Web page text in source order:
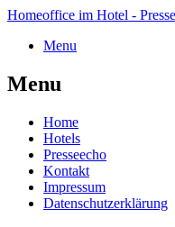
Homeoffice im Hotel -
Menu
Menu
Home
Hotels
Presseecho
Kontakt
Impressum
Datenschutzerklärung